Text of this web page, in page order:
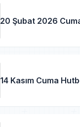
20 Şubat 2026
14 Kasım Cuma